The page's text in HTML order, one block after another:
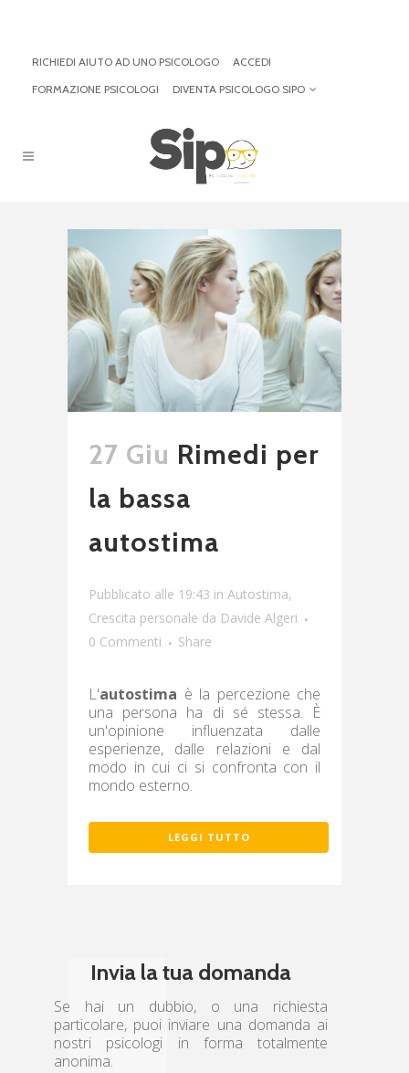
RICHIEDI AIUTO AD UNO PSICOLOGO
ACCEDI
FORMAZIONE PSICOLOGI
DIVENTA PSICOLOGO SIPO
27 Giu Rimedi per
la bassa
autostima
Pubblicato alle 19:43 in Autostima,
Crescita personale da Davide Algeri
0 Commenti
Share
L'autostima è la percezione che
una persona ha di sé stessa. È
un'opinione influenzata dalle
esperienze, dalle relazioni e dal
modo in cui ci si confronta con il
mondo esterno.
LEGGI TUTTO
Invia la tua domanda
Se hai un dubbio, o una richiesta
particolare, puoi inviare una domanda ai
nostri psicologi in forma totalmente
anonima.